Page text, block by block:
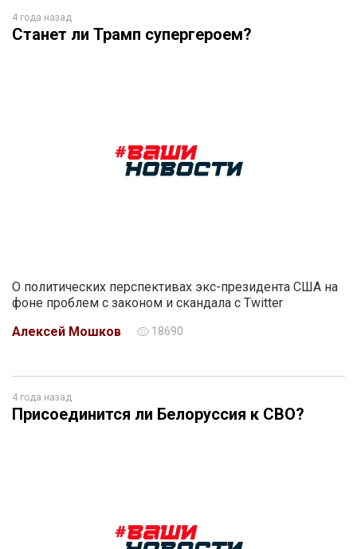
4 года назад
Станет ли Трамп супергероем?
О политических перспективах экс-президента США на
фоне проблем с законом и скандала с Twitter
Алексей Мошков
18690
4 года назад
Присоединится ли Белоруссия к СВО?